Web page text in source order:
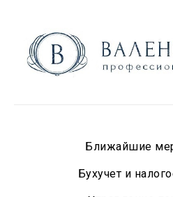
Ближайшие
Бухучет и